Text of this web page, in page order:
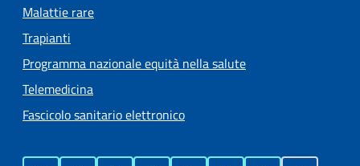
Malattie rare
Trapianti
Programma nazionale equità nella salute
Telemedicina
Fascicolo sanitario elettronico